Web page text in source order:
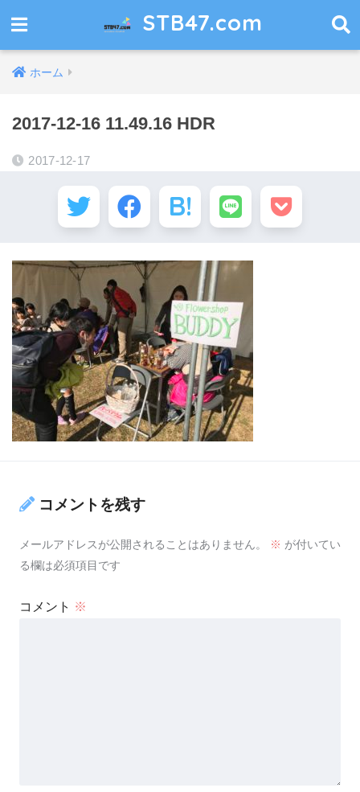
STB47.com
ホーム
2017-12-16 11.49.16 HDR
2017-12-17
コメントを残す
メールアドレスが公開されることはありません。 ※ が付いてい
る欄は必須項目です
コメント ※